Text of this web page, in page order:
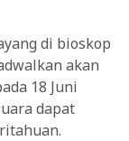
di bioskop
akan
18 Juni
dapat